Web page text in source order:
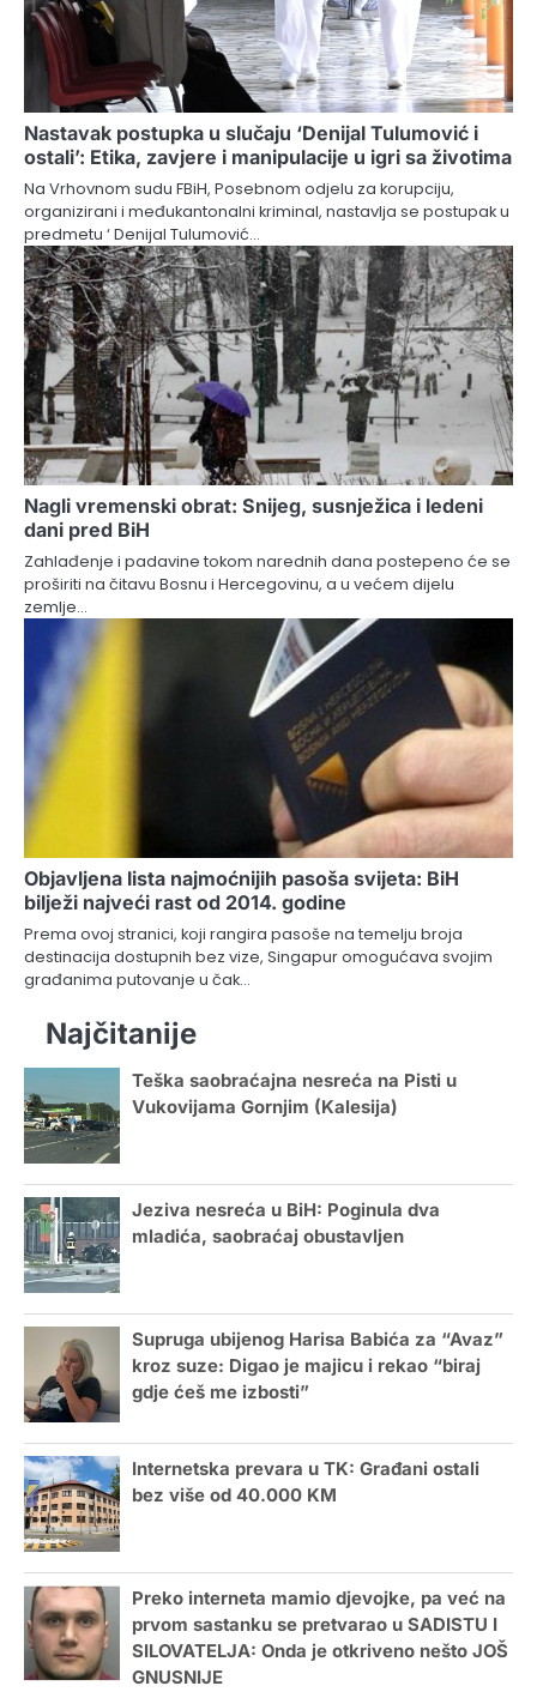
Nastavak postupka u slučaju ‘Denijal Tulumović i
ostali’: Etika, zavjere i manipulacije u igri sa životima
Na Vrhovnom sudu FBiH, Posebnom odjelu za korupciju,
organizirani i međukantonalni kriminal, nastavlja se postupak u
predmetu ‘ Denijal Tulumović…
Nagli vremenski obrat: Snijeg, susnježica i ledeni
dani pred BiH
Zahlađenje i padavine tokom narednih dana postepeno će se
proširiti na čitavu Bosnu i Hercegovinu, a u većem dijelu
zemlje…
Objavljena lista najmoćnijih pasoša svijeta: BiH
bilježi najveći rast od 2014. godine
Prema ovoj stranici, koji rangira pasoše na temelju broja
destinacija dostupnih bez vize, Singapur omogućava svojim
građanima putovanje u čak…
Najčitanije
Teška saobraćajna nesreća na Pisti u
Vukovijama Gornjim (Kalesija)
Jeziva nesreća u BiH: Poginula dva
mladića, saobraćaj obustavljen
Supruga ubijenog Harisa Babića za “Avaz”
kroz suze: Digao je majicu i rekao “biraj
gdje ćeš me izbosti”
Internetska prevara u TK: Građani ostali
bez više od 40.000 KM
Preko interneta mamio djevojke, pa već na
prvom sastanku se pretvarao u SADISTU I
SILOVATELJA: Onda je otkriveno nešto JOŠ
GNUSNIJE